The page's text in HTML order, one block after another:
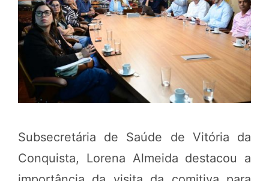
Subsecretária de Saúde de Vitória da
Conquista, Lorena Almeida destacou a